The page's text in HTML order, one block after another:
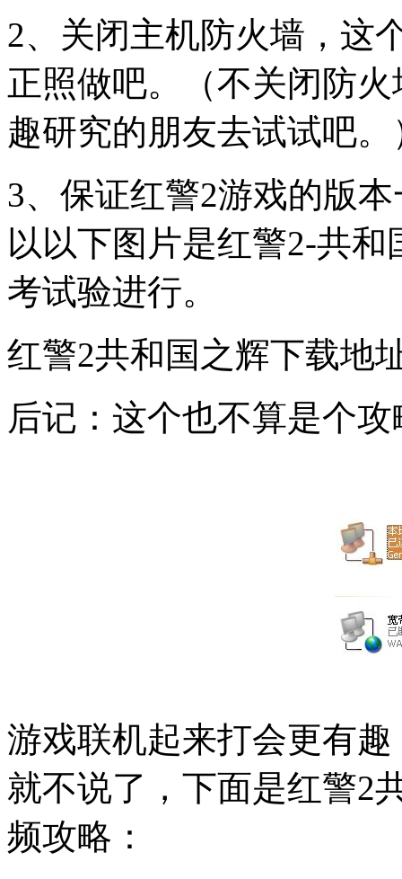
2、关闭主机防火墙，这
正照做吧。（不关闭防
趣研究的朋友去试试吧。
3、保证红警2游戏的版
以以下图片是红警2-共
考试验进行。
红警2共和国之辉下载地
后记：这个也不算是个
游戏联机起来打会更有
就不说了，下面是红警2
频攻略：